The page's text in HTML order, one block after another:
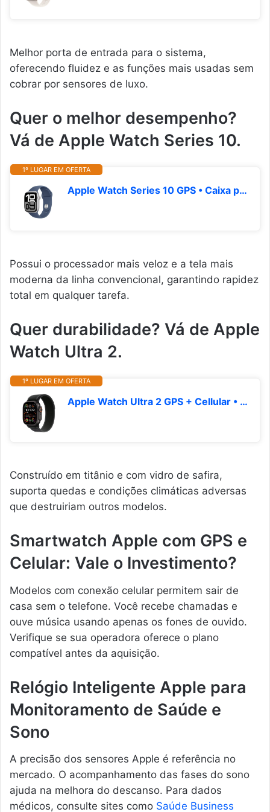
Melhor porta de entrada para o sistema,
oferecendo fluidez e as funções mais usadas sem
cobrar por sensores de luxo.
Quer o melhor desempenho?
Vá de Apple Watch Series 10.
1º LUGAR EM OFERTA
Apple Watch Series 10 GPS • Caixa prateada de alumínio – 42 mm • Pulseira esportiva denim – M/G
Possui o processador mais veloz e a tela mais
moderna da linha convencional, garantindo rapidez
total em qualquer tarefa.
Quer durabilidade? Vá de Apple
Watch Ultra 2.
1º LUGAR EM OFERTA
Apple Watch Ultra 2 GPS + Cellular • Caixa preta de titânio – 49 mm • Pulseira loop Trail preta – M/G
Construído em titânio e com vidro de safira,
suporta quedas e condições climáticas adversas
que destruiriam outros modelos.
Smartwatch Apple com GPS e
Celular: Vale o Investimento?
Modelos com conexão celular permitem sair de
casa sem o telefone. Você recebe chamadas e
ouve música usando apenas os fones de ouvido.
Verifique se sua operadora oferece o plano
compatível antes da aquisição.
Relógio Inteligente Apple para
Monitoramento de Saúde e
Sono
A precisão dos sensores Apple é referência no
mercado. O acompanhamento das fases do sono
ajuda na melhora do descanso. Para dados
médicos, consulte sites como Saúde Business